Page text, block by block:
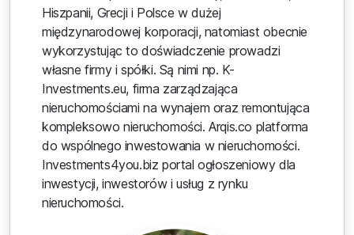
Hiszpanii, Grecji i Polsce w dużej
międzynarodowej korporacji, natomiast obecnie
wykorzystując to doświadczenie prowadzi
własne firmy i spółki. Są nimi np. K-
Investments.eu, firma zarządzająca
nieruchomościami na wynajem oraz remontująca
kompleksowo nieruchomości. Arqis.co platforma
do wspólnego inwestowania w nieruchomości.
Investments4you.biz portal ogłoszeniowy dla
inwestycji, inwestorów i usług z rynku
nieruchomości.